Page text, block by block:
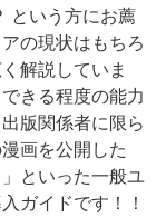
という方にお薦
の現状はもちろ
解説していま
きる程度の能力
版関係者に限ら
画を公開した
といった一般ユ
ガイドです！！